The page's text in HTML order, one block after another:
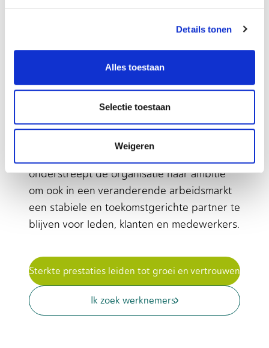
Details tonen
Alles toestaan
Selectie toestaan
Weigeren
datagedreven inzicht en technologische
ondersteuning met elkaar te verbinden,
toekomstbestendige basis die stabiliteit
Als coöperatie staat AB Midden Nederland
voor continuïteit, betrouwbaarheid en
gezamenlijke verantwoordelijkheid. Met de
onderstreept de organisatie haar ambitie
om ook in een veranderende arbeidsmarkt
een stabiele en toekomstgerichte partner te
blijven voor leden, klanten en medewerkers.
Sterkte prestaties leiden tot groei en vertrouwen
Ik zoek werknemers